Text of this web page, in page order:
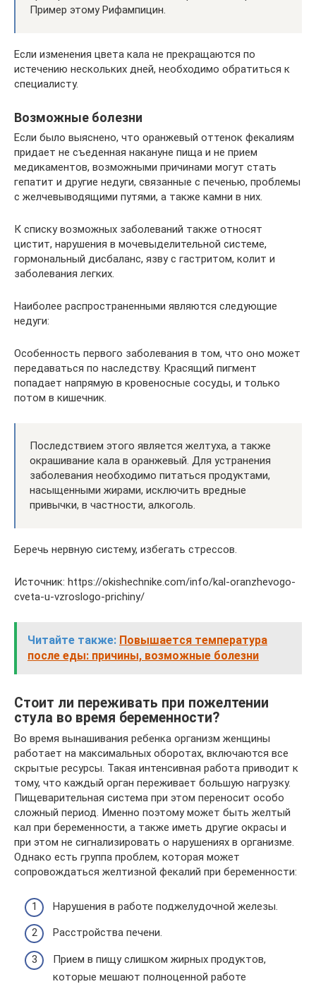
Пример этому Рифампицин.
Если изменения цвета кала не прекращаются по
истечению нескольких дней, необходимо обратиться к
специалисту.
Возможные болезни
Если было выяснено, что оранжевый оттенок фекалиям
придает не съеденная накануне пища и не прием
медикаментов, возможными причинами могут стать
гепатит и другие недуги, связанные с печенью, проблемы
с желчевыводящими путями, а также камни в них.
К списку возможных заболеваний также относят
цистит, нарушения в мочевыделительной системе,
гормональный дисбаланс, язву с гастритом, колит и
заболевания легких.
Наиболее распространенными являются следующие
недуги:
Особенность первого заболевания в том, что оно может
передаваться по наследству. Красящий пигмент
попадает напрямую в кровеносные сосуды, и только
потом в кишечник.
Последствием этого является желтуха, а также
окрашивание кала в оранжевый. Для устранения
заболевания необходимо питаться продуктами,
насыщенными жирами, исключить вредные
привычки, в частности, алкоголь.
Беречь нервную систему, избегать стрессов.
Источник: https://okishechnike.com/info/kal-oranzhevogo-
cveta-u-vzroslogo-prichiny/
Читайте также: Повышается температура
после еды: причины, возможные болезни
Стоит ли переживать при пожелтении
стула во время беременности?
Во время вынашивания ребенка организм женщины
работает на максимальных оборотах, включаются все
скрытые ресурсы. Такая интенсивная работа приводит к
тому, что каждый орган переживает большую нагрузку.
Пищеварительная система при этом переносит особо
сложный период. Именно поэтому может быть желтый
кал при беременности, а также иметь другие окрасы и
при этом не сигнализировать о нарушениях в организме.
Однако есть группа проблем, которая может
сопровождаться желтизной фекалий при беременности:
Нарушения в работе поджелудочной железы.
Расстройства печени.
Прием в пищу слишком жирных продуктов,
которые мешают полноценной работе